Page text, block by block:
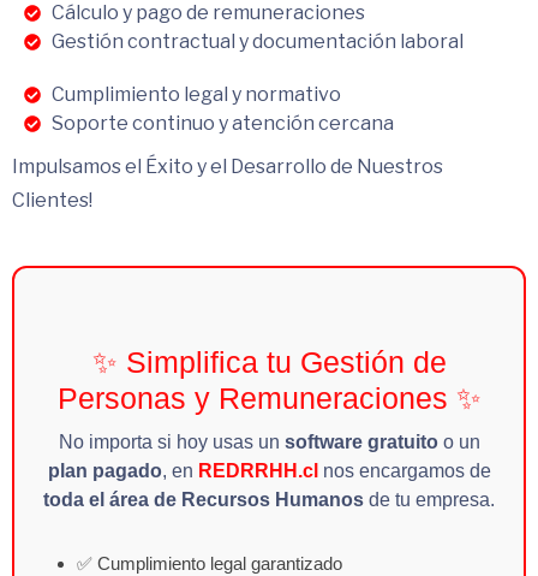
Cálculo y pago de remuneraciones
Gestión contractual y documentación laboral
Cumplimiento legal y normativo
Soporte continuo y atención cercana
Impulsamos el Éxito y el Desarrollo de Nuestros
Clientes!
✨ Simplifica tu Gestión de
Personas y Remuneraciones ✨
No importa si hoy usas un software gratuitoo un
plan pagado, en REDRRHH.cl nos encargamos de
toda el área de Recursos Humanos de tu empresa.
✅ Cumplimiento legal garantizado